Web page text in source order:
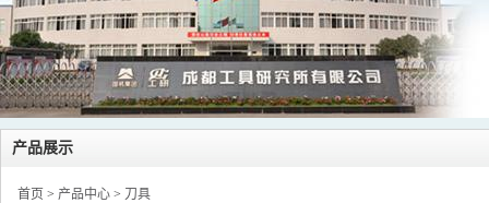
产品展示
首页 > 产品中心 > 刀具